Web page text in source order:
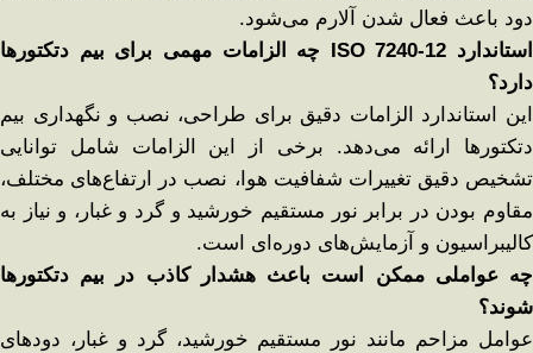
دود باعث فعال شدن آلارم می‌شود.
استاندارد
چه الزامات مهمی برای بیم دتکتورها
دارد؟
این استاندارد الزامات دقیق برای طراحی، نصب و نگهداری بیم
دتکتورها ارائه می‌دهد. برخی از این الزامات شامل توانایی
تشخیص دقیق تغییرات شفافیت هوا، نصب در ارتفاع‌های مختلف،
مقاوم بودن در برابر نور مستقیم خورشید و گرد و غبار، و نیاز به
کالیبراسیون و آزمایش‌های دوره‌ای است.
چه عواملی ممکن است باعث هشدار کاذب در بیم دتکتورها
شوند؟
عوامل مزاحم مانند نور مستقیم خورشید، گرد و غبار، دودهای